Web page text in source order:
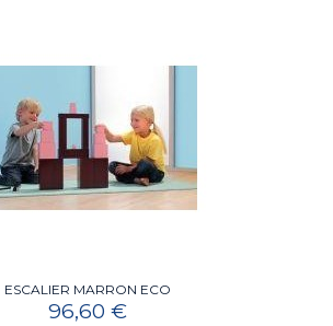
ESCALIER MARRON ECO
96,60 €